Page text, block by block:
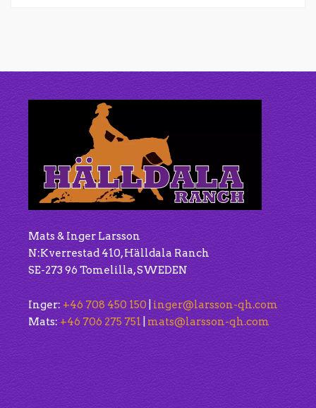
Mats & Inger Larsson
N:Kverrestad 410, Hälldala Ranch
SE-273 96 Tomelilla, SWEDEN
Inger: +46 708 450 150
inger@larsson-qh.com
Mats:+46 706 275 751 mats@larsson-qh.com